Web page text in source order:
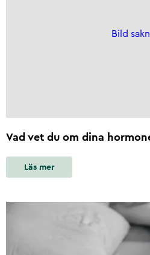
Bild
Vad vet du om dina
Läs mer